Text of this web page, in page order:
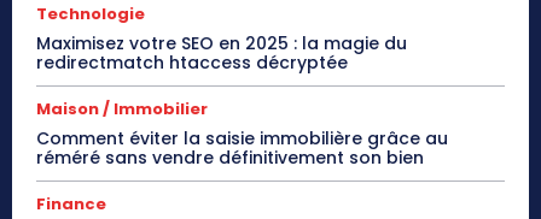
Technologie
Maximisez votre SEO en 2025 : la magie du
redirectmatch htaccess décryptée
Maison / Immobilier
Comment éviter la saisie immobilière grâce au
réméré sans vendre définitivement son bien
Finance